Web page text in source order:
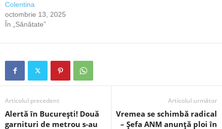
Colentina
octombrie 13, 2025
În „Sănătate”
Articolul precedent
Alertă în București! Două
garnituri de metrou s-au
Articolul următor
Vremea se schimbă radical
– Șefa ANM anunță ploi în